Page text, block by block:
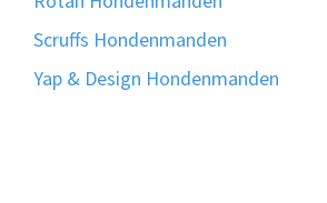
Scruffs Hondenmanden
Yap & Design Hondenmanden